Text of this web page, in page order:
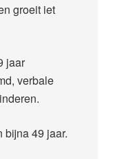
groeit iet
jaar
verbale
bijna 49 jaar.